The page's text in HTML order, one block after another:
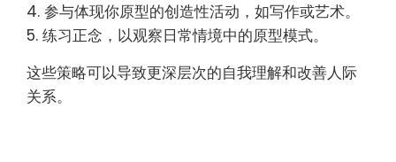
4. 参与体现你原型的创造性活动，如写作或艺术。
5. 练习正念，以观察日常情境中的原型模式。
这些策略可以导致更深层次的自我理解和改善人际
关系。